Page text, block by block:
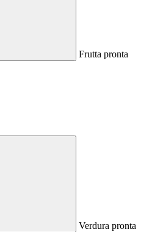
Frutta pronta
Verdura pronta